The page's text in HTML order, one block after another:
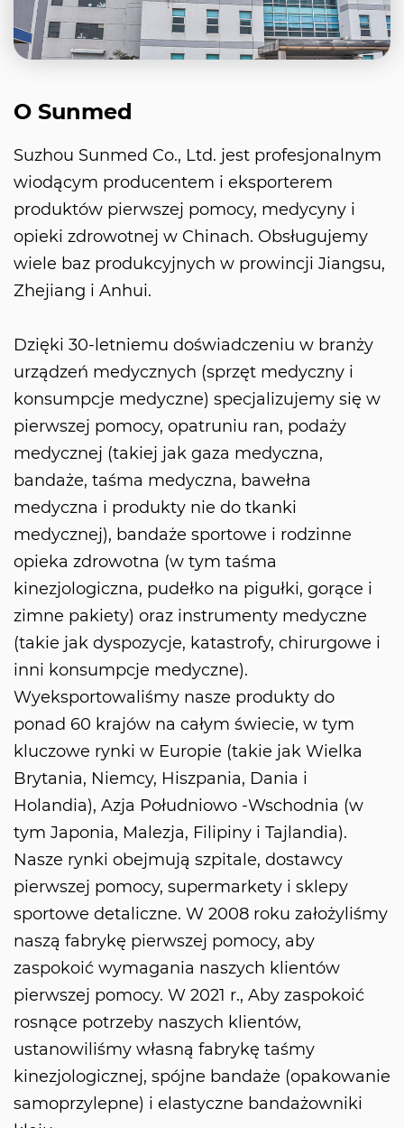
O Sunmed
Suzhou Sunmed Co., Ltd. jest profesjonalnym
wiodącym producentem i eksporterem
produktów pierwszej pomocy, medycyny i
opieki zdrowotnej w Chinach. Obsługujemy
wiele baz produkcyjnych w prowincji Jiangsu,
Zhejiang i Anhui.
Dzięki 30-letniemu doświadczeniu w branży
urządzeń medycznych (sprzęt medyczny i
konsumpcje medyczne) specjalizujemy się w
pierwszej pomocy, opatruniu ran, podaży
medycznej (takiej jak gaza medyczna,
bandaże, taśma medyczna, bawełna
medyczna i produkty nie do tkanki
medycznej), bandaże sportowe i rodzinne
opieka zdrowotna (w tym taśma
kinezjologiczna, pudełko na pigułki, gorące i
zimne pakiety) oraz instrumenty medyczne
(takie jak dyspozycje, katastrofy, chirurgowe i
inni konsumpcje medyczne).
Wyeksportowaliśmy nasze produkty do
ponad 60 krajów na całym świecie, w tym
kluczowe rynki w Europie (takie jak Wielka
Brytania, Niemcy, Hiszpania, Dania i
Holandia), Azja Południowo -Wschodnia (w
tym Japonia, Malezja, Filipiny i Tajlandia).
Nasze rynki obejmują szpitale, dostawcy
pierwszej pomocy, supermarkety i sklepy
sportowe detaliczne. W 2008 roku założyliśmy
naszą fabrykę pierwszej pomocy, aby
zaspokoić wymagania naszych klientów
pierwszej pomocy. W 2021 r., Aby zaspokoić
rosnące potrzeby naszych klientów,
ustanowiliśmy własną fabrykę taśmy
kinezjologicznej, spójne bandaże (opakowanie
samoprzylepne) i elastyczne bandażowniki